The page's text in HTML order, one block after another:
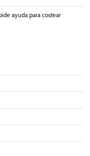
ayuda para costear